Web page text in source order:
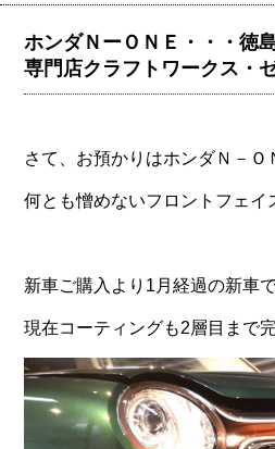
ホンダＮーＯＮＥ・・・徳
専門店クラフトワークス・
さて、お預かりはホンダＮ－Ｏ
何とも憎めないフロントフェイ
新車ご購入より1月経過の新車で
現在コーティングも2層目まで完